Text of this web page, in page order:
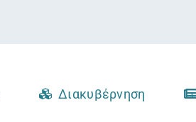
Διακυβέρνηση